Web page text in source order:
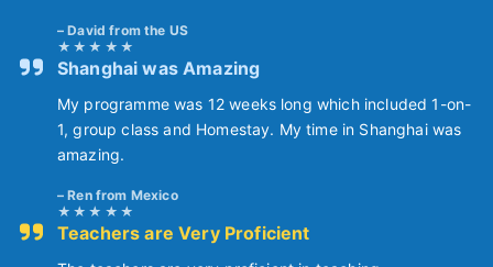
David from the US
Shanghai was Amazing
My programme was 12 weeks long which included 1-on-
1, group class and Homestay. My time in Shanghai was
amazing.
Ren from Mexico
Teachers are Very Proficient